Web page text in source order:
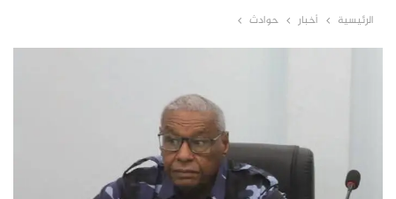
الرئيسية أخبار حوادث